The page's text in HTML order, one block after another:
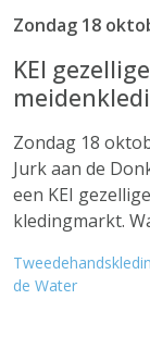
Zondag 18
KEI
Zondag 18
Jurk aan de
een KEI
kledingmarkt.
de Water